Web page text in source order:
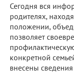
Сегодня вся
родителях,
положении,
позволяет
конкретной
внесены